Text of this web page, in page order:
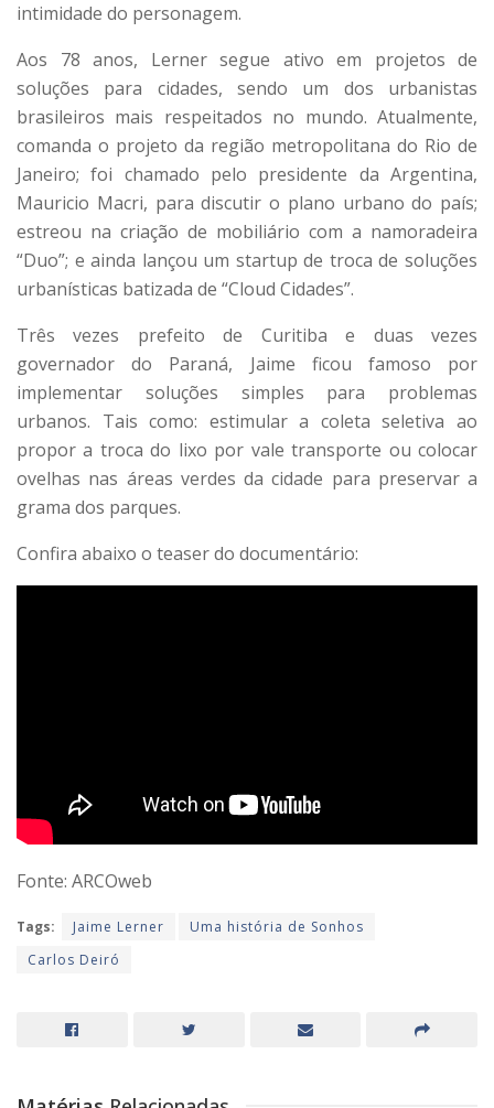
intimidade do personagem.
Aos 78 anos, Lerner segue ativo em projetos de
soluções para cidades, sendo um dos urbanistas
brasileiros mais respeitados no mundo. Atualmente,
comanda o projeto da região metropolitana do Rio de
Janeiro; foi chamado pelo presidente da Argentina,
Mauricio Macri, para discutir o plano urbano do país;
estreou na criação de mobiliário com a namoradeira
“Duo”; e ainda lançou um startup de troca de soluções
urbanísticas batizada de “Cloud Cidades”.
Três vezes prefeito de Curitiba e duas vezes
governador do Paraná, Jaime ficou famoso por
implementar soluções simples para problemas
urbanos. Tais como: estimular a coleta seletiva ao
propor a troca do lixo por vale transporte ou colocar
ovelhas nas áreas verdes da cidade para preservar a
grama dos parques.
Confira abaixo o teaser do documentário:
Fonte: ARCOweb
Tags: Jaime Lerner
Uma história de Sonhos
Carlos Deiró